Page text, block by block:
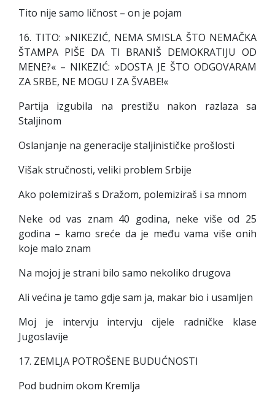
Tito nije samo ličnost – on je pojam
16. TITO: »NIKEZIĆ, NEMA SMISLA ŠTO NEMAČKA
ŠTAMPA PIŠE DA TI BRANIŠ DEMOKRATIJU OD
MENE?« – NIKEZIĆ: »DOSTA JE ŠTO ODGOVARAM
ZA SRBE, NE MOGU I ZA ŠVABE!«
Partija izgubila na prestižu nakon razlaza sa
Staljinom
Oslanjanje na generacije staljinističke prošlosti
Višak stručnosti, veliki problem Srbije
Ako polemiziraš s Dražom, polemiziraš i sa mnom
Neke od vas znam 40 godina, neke više od 25
godina – kamo sreće da je među vama više onih
koje malo znam
Na mojoj je strani bilo samo nekoliko drugova
Ali većina je tamo gdje sam ja, makar bio i usamljen
Moj je intervju intervju cijele radničke klase
Jugoslavije
17. ZEMLJA POTROŠENE BUDUĆNOSTI
Pod budnim okom Kremlja